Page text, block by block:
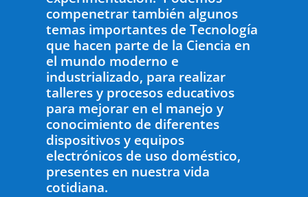
compenetrar también algunos
temas importantes de Tecnología
que hacen parte de la Ciencia en
el mundo moderno e
industrializado, para realizar
talleres y procesos educativos
para mejorar en el manejo y
conocimiento de diferentes
dispositivos y equipos
electrónicos de uso doméstico,
presentes en nuestra vida
cotidiana.